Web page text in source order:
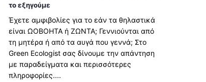
το εξηγούμε
Έχετε αμφιβολίες για το εάν τα θηλαστικά
είναι ΩΟΒΟΗΤΑ ή ΖΩΝΤΑ; Γεννιούνται από
τη μητέρα ή από τα αυγά που γεννά; Στο
Green Ecologist σας δίνουμε την απάντηση
με παραδείγματα και περισσότερες
πληροφορίες....